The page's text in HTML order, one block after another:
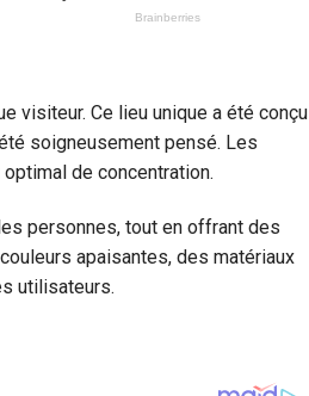
visiteur. Ce lieu unique a été conçu
soigneusement pensé. Les
de concentration.
personnes, tout en offrant des
apaisantes, des matériaux
utilisateurs.